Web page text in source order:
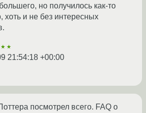
но получилось как-то
хоть и не без интересных
21:54:18 +00:00
посмотрел всего. FAQ о